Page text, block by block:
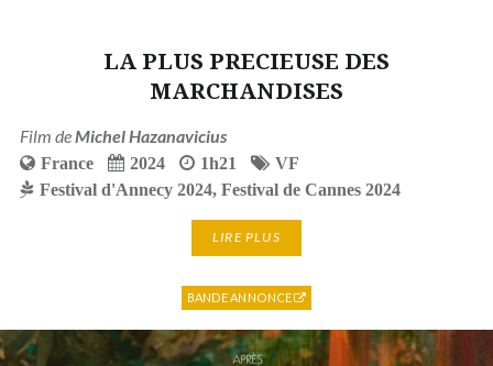
LA PLUS PRECIEUSE DES
MARCHANDISES
Film de Michel Hazanavicius
France 2024 1h21
VF
Festival d'Annecy 2024, Festival de Cannes 2024
LIRE PLUS
BANDE ANNONCE